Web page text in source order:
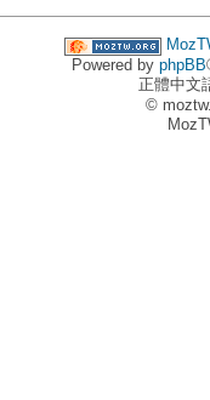
Powered by phpBB
正體中文
©